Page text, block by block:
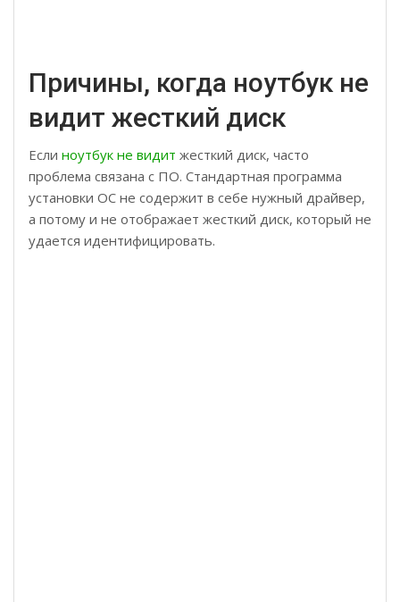
Причины, когда ноутбук не
видит жесткий диск
Если ноутбук не видит жесткий диск, часто
проблема связана с ПО. Стандартная программа
установки ОС не содержит в себе нужный драйвер,
а потому и не отображает жесткий диск, который не
удается идентифицировать.